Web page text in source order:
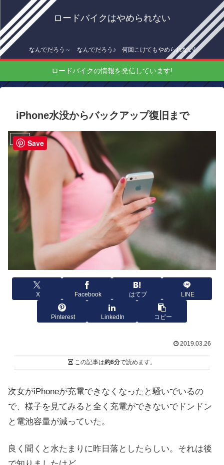
ロードバイクはやめられない
なんでだろう～ なんでだろう♪ 何回こけてもやめられない!
ロードバイクの情報を発信しています!
iPhone水没からバックアップ復旧まで
ブログ
X Facebook はてブ LINE
Pinterest LinkedIn コピー
2019.03.26
この記事は約6分で読めます。
次女がiPhoneが充電できなくなったと騒いでいるの
で、様子を見てみると全く充電ができないでドンドン
と電池容量が減っていた。
良く聞くと水たまりに昨日落としたらしい。それは後
Save